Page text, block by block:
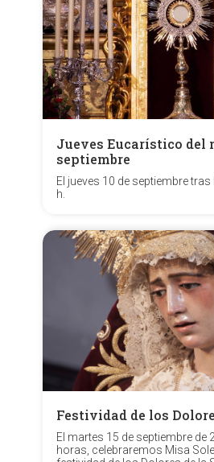
Jueves Eucarístico del
septiembre
El jueves 10 de septiembre
h.
Festividad de los
El martes 15 de septiembre de
horas, celebraremos Misa